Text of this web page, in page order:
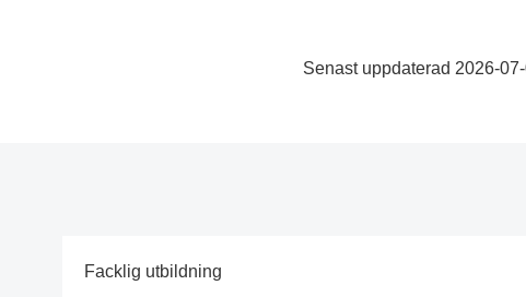
Senast uppdaterad 2026-
Facklig utbildning